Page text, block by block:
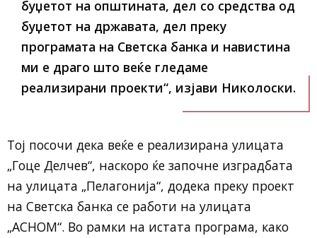
буџетот на општината, дел со средства од
буџетот на државата, дел преку
програмата на Светска банка и навистина
ми е драго што веќе гледаме
реализирани проекти“, изјави Николоски.
Тој посочи дека веќе е реализирана улицата
„Гоце Делчев“, наскоро ќе започне изградбата
на улицата „Пелагонија“, додека преку проект
на Светска банка се работи на улицата
„АСНОМ“. Во рамки на истата програма, како